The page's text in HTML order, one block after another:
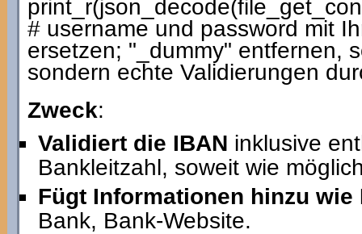
# username und password mit
ersetzen; "_dummy" entfernen,
sondern echte Validierungen
Zweck:
Validiert die IBAN inklusive
Bankleitzahl, soweit wie
Fügt Informationen hinzu wie
Bank, Bank-Website.